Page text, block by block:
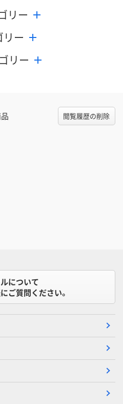
リー
ー
リー
閲覧履歴の削除
について
ご質問ください。